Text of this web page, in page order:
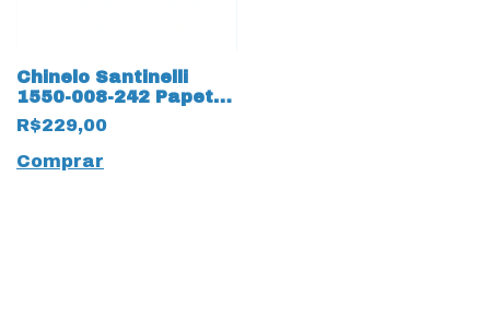
Chinelo Santinelli
1550-008-242 Papete
com ajustes 17862
Areia
R$229,00
Comprar